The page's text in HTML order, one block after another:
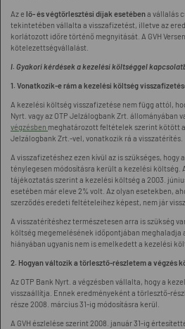
Az e lő- és végtörlesztési díjak esetébena vállalás
tekintetében vállalta a visszafizetést, illetve az
korlátozott időre történő megnyitását. A GVH
kötelezettségvállalást.
I. Gyakori kérdések a kezelési költséggel
1. Vonatkozik-e rám a kezelési költség
A kezelési költség visszafizetése nem függ attól,
Nyrt. vagy az OTP Jelzálogbank Zrt. állományában
végzésben meghatározott feltételek szerint kötött
Jelzálogbank Zrt.-vel, vonatkozik rá a visszatérítés.
A visszafizetéshez ezen kívül az is szükséges, hogy
ténylegesen módosításra került a kezelési költség.
tájékoztatás szerint a kezelési költség a 2003.
esetében már eleve 2% volt. Az olyan esetekben,
szerződés eredeti feltételeihez képest, nem jár
A visszatérítéshez természetesen arra is szükség
költség megemelésének időpontjában meghaladja
hiányában ugyanis nem is emelkedett a kezelési
2. Hogyan változik a törlesztő-részletem a végzés
Az OTP Bank Nyrt. a végzésben vállalta, hogy a
visszaállítja. Ennek eredményeként a törlesztő-
része 2008. március 31-ig módosításra kerül.
A GVH észlelése szerint 2008. január 31-ig